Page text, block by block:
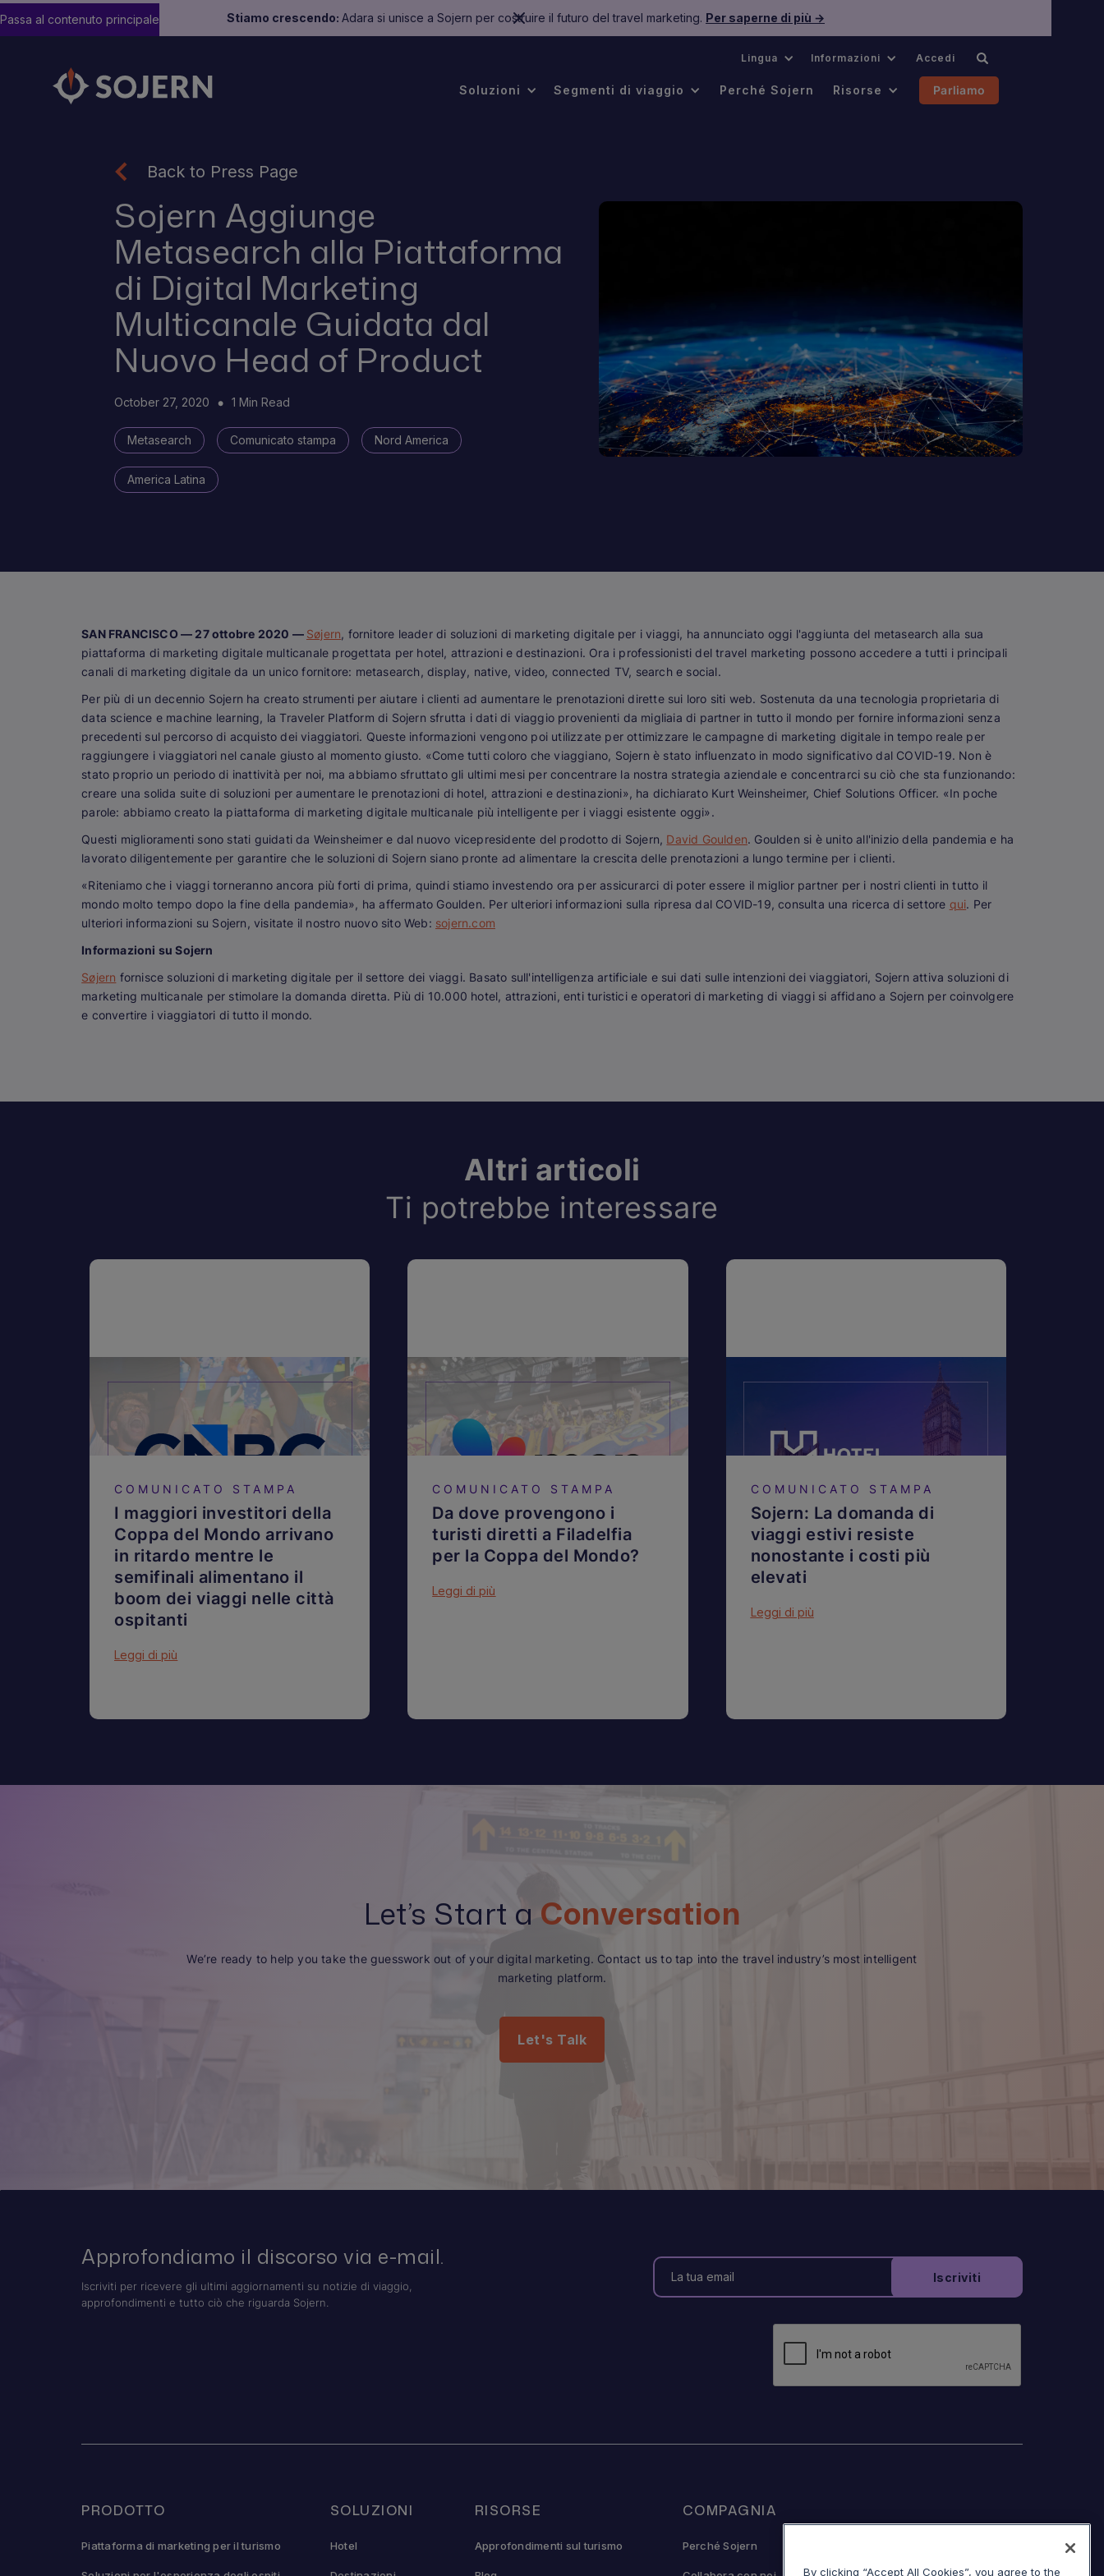
Stiamo crescendo: Adara si unisce a Sojern per costruire il futuro del travel marketing. Per saperne di più →
Passa al contenuto principale
Lingua Informazioni Accedi
Soluzioni Segmenti di viaggio Perché Sojern Risorse Parliamo
Back to Press Page
Sojern Aggiunge
Metasearch alla Piattaforma
di Digital Marketing
Multicanale Guidata dal
Nuovo Head of Product
October 27, 2020 1 Min Read
Metasearch Comunicato stampa Nord America
America Latina
SAN FRANCISCO — 27 ottobre 2020 — Søjern, fornitore leader di soluzioni di marketing digitale per i viaggi, ha annunciato oggi l'aggiunta del metasearch alla sua
piattaforma di marketing digitale multicanale progettata per hotel, attrazioni e destinazioni. Ora i professionisti del travel marketing possono accedere a tutti i principali
canali di marketing digitale da un unico fornitore: metasearch, display, native, video, connected TV, search e social.
Per più di un decennio Sojern ha creato strumenti per aiutare i clienti ad aumentare le prenotazioni dirette sui loro siti web. Sostenuta da una tecnologia proprietaria di
data science e machine learning, la Traveler Platform di Sojern sfrutta i dati di viaggio provenienti da migliaia di partner in tutto il mondo per fornire informazioni senza
precedenti sul percorso di acquisto dei viaggiatori. Queste informazioni vengono poi utilizzate per ottimizzare le campagne di marketing digitale in tempo reale per
raggiungere i viaggiatori nel canale giusto al momento giusto. «Come tutti coloro che viaggiano, Sojern è stato influenzato in modo significativo dal COVID-19. Non è
stato proprio un periodo di inattività per noi, ma abbiamo sfruttato gli ultimi mesi per concentrare la nostra strategia aziendale e concentrarci su ciò che sta funzionando:
creare una solida suite di soluzioni per aumentare le prenotazioni di hotel, attrazioni e destinazioni», ha dichiarato Kurt Weinsheimer, Chief Solutions Officer. «In poche
parole: abbiamo creato la piattaforma di marketing digitale multicanale più intelligente per i viaggi esistente oggi».
Questi miglioramenti sono stati guidati da Weinsheimer e dal nuovo vicepresidente del prodotto di Sojern, David Goulden. Goulden si è unito all'inizio della pandemia e ha
lavorato diligentemente per garantire che le soluzioni di Sojern siano pronte ad alimentare la crescita delle prenotazioni a lungo termine per i clienti.
«Riteniamo che i viaggi torneranno ancora più forti di prima, quindi stiamo investendo ora per assicurarci di poter essere il miglior partner per i nostri clienti in tutto il
mondo molto tempo dopo la fine della pandemia», ha affermato Goulden. Per ulteriori informazioni sulla ripresa dal COVID-19, consulta una ricerca di settore qui. Per
ulteriori informazioni su Sojern, visitate il nostro nuovo sito Web: sojern.com
Informazioni su Sojern
Søjern fornisce soluzioni di marketing digitale per il settore dei viaggi. Basato sull'intelligenza artificiale e sui dati sulle intenzioni dei viaggiatori, Sojern attiva soluzioni di
marketing multicanale per stimolare la domanda diretta. Più di 10.000 hotel, attrazioni, enti turistici e operatori di marketing di viaggi si affidano a Sojern per coinvolgere
e convertire i viaggiatori di tutto il mondo.
Altri articoli
Ti potrebbe interessare
COMUNICATO STAMPA
I maggiori investitori della
Coppa del Mondo arrivano
in ritardo mentre le
semifinali alimentano il
boom dei viaggi nelle città
ospitanti
Leggi di più
COMUNICATO STAMPA
Da dove provengono i
turisti diretti a Filadelfia
per la Coppa del Mondo?
Leggi di più
COMUNICATO STAMPA
Sojern: La domanda di
viaggi estivi resiste
nonostante i costi più
elevati
Leggi di più
Let’s Start a Conversation
We’re ready to help you take the guesswork out of your digital marketing. Contact us to tap into the travel industry’s most intelligent
marketing platform.
Let's Talk
Approfondiamo il discorso via e-mail.
Iscriviti per ricevere gli ultimi aggiornamenti su notizie di viaggio,
approfondimenti e tutto ciò che riguarda Sojern.
PRODOTTO
Piattaforma di marketing per il turismo
SOLUZIONI
Hotel
RISORSE
Approfondimenti sul turismo
COMPAGNIA
Perché Sojern
By clicking “Accept All Cookies”, you agree to the